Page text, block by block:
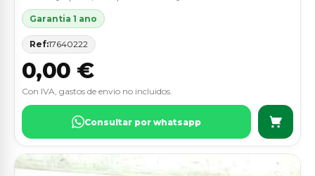
Garantia 1 ano
Ref:17640222
0,00 €
Con IVA, gastos de envio no incluidos.
Consultar por whatsapp